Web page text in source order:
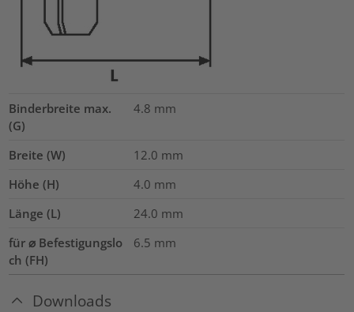
Binderbreite max.
(G)
4.8 mm
Breite (W) 12.0 mm
Höhe (H)
4.0 mm
Länge (L)
24.0 mm
für ⌀ Befestigungslo
ch (FH)
6.5 mm
Downloads